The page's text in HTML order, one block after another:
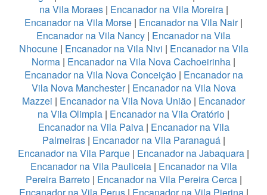
na Vila Moraes| Encanador na Vila Moreira|
Encanador na Vila Morse | Encanador na Vila Nair|
Encanador na Vila Nancy | Encanador na Vila
Nhocune| Encanador na Vila Nivi | Encanador na Vila
Norma | Encanador na Vila Nova Cachoeirinha |
Encanador na Vila Nova Conceição| Encanador na
Vila Nova Manchester| Encanador na Vila Nova
Mazzei | Encanador na Vila Nova União | Encanador
na Vila Olimpia | Encanador na Vila Oratório |
Encanador na Vila Paiva| Encanador na Vila
Palmeiras| Encanador na Vila Paranaguá|
Encanador na Vila Parque | Encanador na Jabaquara |
Encanador na Vila Pauliceia| Encanador na Vila
Pereira Barreto| Encanador na Vila Pereira Cerca|
Encanador na Vila Perus| Encanador na Vila Pierina|